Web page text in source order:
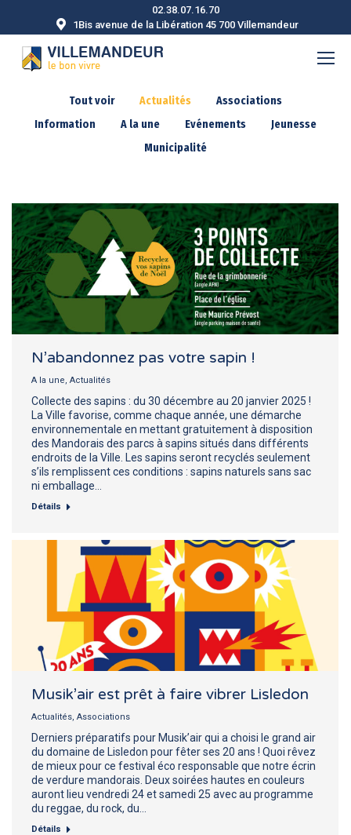
02.38.07.16.70
1Bis avenue de la Libération 45 700 Villemandeur
Tout voir Actualités
Associations
Information
A la une Evénements
Jeunesse
Municipalité
N’abandonnez pas votre sapin !
A la une, Actualités
Collecte des sapins : du 30 décembre au 20 janvier 2025 !
La Ville favorise, comme chaque année, une démarche
environnementale en mettant gratuitement à disposition
des Mandorais des parcs à sapins situés dans différents
endroits de la Ville. Les sapins seront recyclés seulement
s’ils remplissent ces conditions : sapins naturels sans sac
ni emballage…
Détails
Musik’air est prêt à faire vibrer Lisledon
Actualités, Associations
Derniers préparatifs pour Musik’air qui a choisi le grand air
du domaine de Lisledon pour fêter ses 20 ans ! Quoi rêvez
de mieux pour ce festival éco responsable que notre écrin
de verdure mandorais. Deux soirées hautes en couleurs
auront lieu vendredi 24 et samedi 25 avec au programme
du reggae, du rock, du…
Détails